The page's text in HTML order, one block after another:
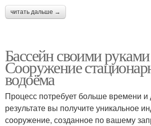
читать дальше →
Бассейн своими
Сооружение
водоёма
Процесс потребует больше времени и
результате вы получите уникальное
сооружение, созданное по вашему